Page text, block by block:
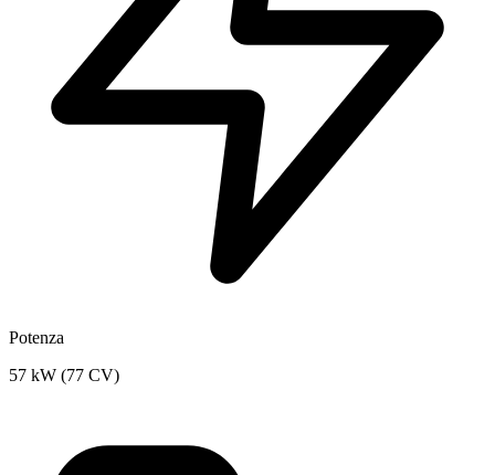
Potenza
57 kW (77 CV)